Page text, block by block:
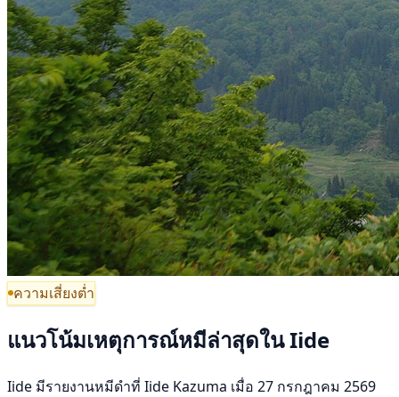
ความเสี่ยงต่ำ
แนวโน้มเหตุการณ์หมีล่าสุดใน Iide
Iide มีรายงานหมีดำที่ Iide Kazuma เมื่อ 27 กรกฎาคม 2569